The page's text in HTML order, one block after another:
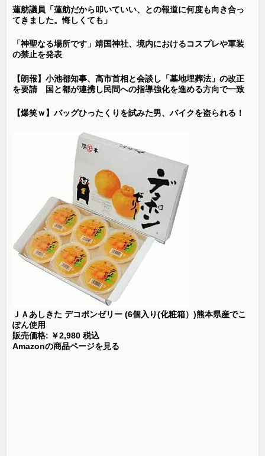
蓮舫議員「蓮舫だから叩いていい、との報道に何度も向き合っ
てきました。悔しくても」
「神聖なる場所です」靖国神社、境内におけるコスプレや軍装
の禁止を発表
【朗報】小池都知事、高市首相と会談し「墓地埋葬法」の改正
を要請 国と都が連携し民間への指導強化を進める方向で一致
【爆笑ｗ】バッグひったくりを試みた男、バイクを盗られる！
ＪＡあしきた デコポンゼリー (6個入り(化粧箱）)熊本県産でこ
ぽん使用
販売価格: ￥2,980 税込
Amazonの商品ページを見る